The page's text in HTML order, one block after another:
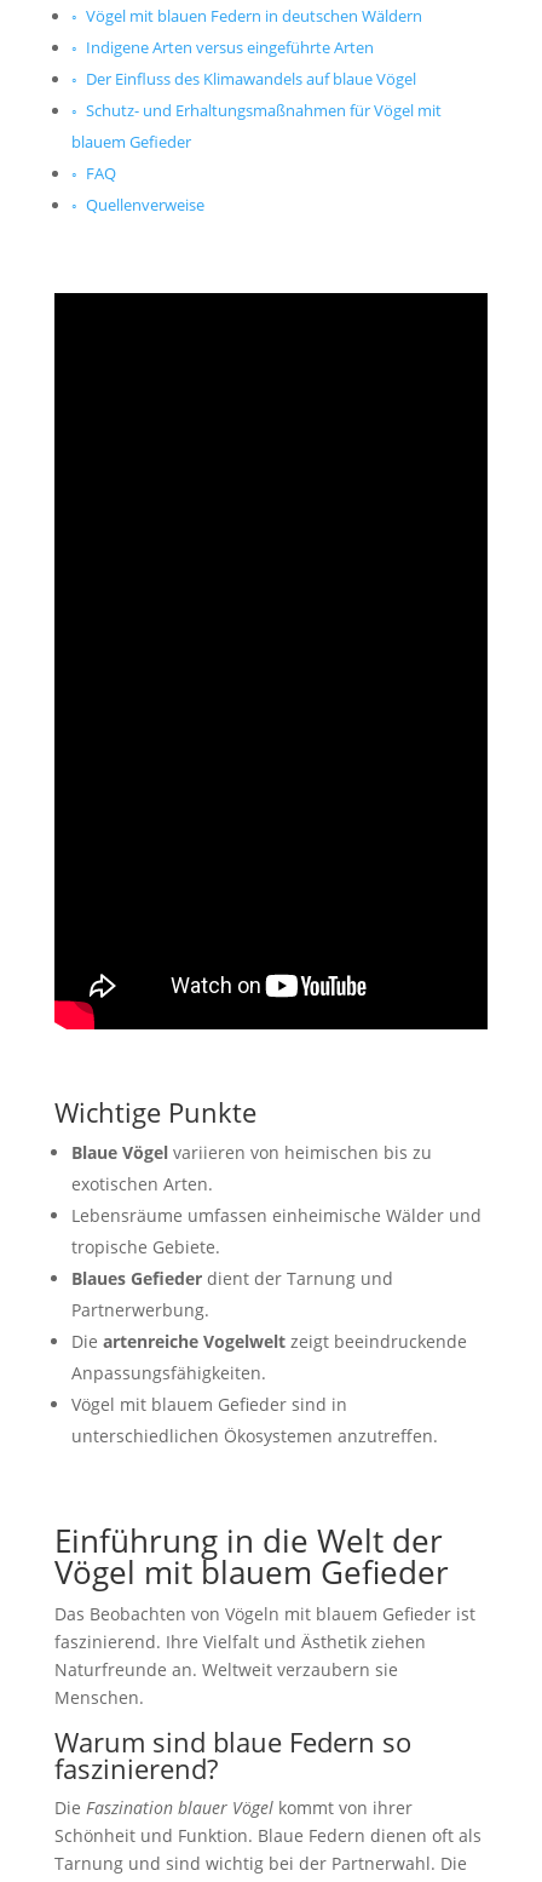
Vögel mit blauen Federn in deutschen Wäldern
Indigene Arten versus eingeführte Arten
Der Einfluss des Klimawandels auf blaue Vögel
Schutz- und Erhaltungsmaßnahmen für Vögel mit
blauem Gefieder
FAQ
Quellenverweise
Wichtige Punkte
Blaue Vögelvariieren von heimischen bis zu
exotischen Arten.
Lebensräume umfassen einheimische Wälder und
tropische Gebiete.
Blaues Gefiederdient der Tarnung und
Partnerwerbung.
Die artenreiche Vogelweltzeigt beeindruckende
Anpassungsfähigkeiten.
Vögel mit blauem Gefieder sind in
unterschiedlichen Ökosystemen anzutreffen.
Einführung in die Welt der
Vögel mit blauem Gefieder
Das Beobachten von Vögeln mit blauem Gefieder ist
faszinierend. Ihre Vielfalt und Ästhetik ziehen
Naturfreunde an. Weltweit verzaubern sie
Menschen.
Warum sind blaue Federn so
faszinierend?
Die Faszination blauer Vögelkommt von ihrer
Schönheit und Funktion. Blaue Federn dienen oft als
Tarnung und sind wichtig bei der Partnerwahl. Die